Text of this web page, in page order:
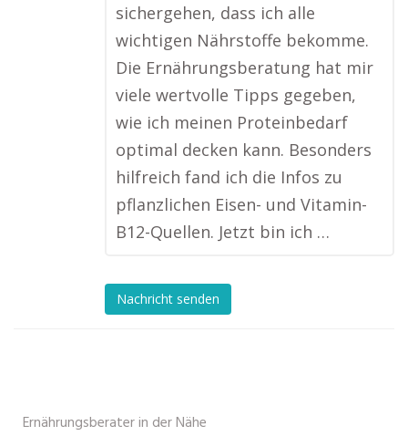
sichergehen, dass ich alle
wichtigen Nährstoffe bekomme.
Die Ernährungsberatung hat mir
viele wertvolle Tipps gegeben,
wie ich meinen Proteinbedarf
optimal decken kann. Besonders
hilfreich fand ich die Infos zu
pflanzlichen Eisen- und Vitamin-
B12-Quellen. Jetzt bin ich …
Nachricht senden
Ernährungsberater in der Nähe